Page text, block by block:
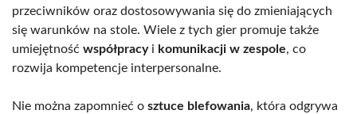
przeciwników oraz dostosowywania się do zmieniających
się warunków na stole. Wiele z tych gier promuje także
umiejętność współpracyi komunikacji w zespole, co
rozwija kompetencje interpersonalne.
Nie można zapomnieć o sztuce blefowania, która odgrywa